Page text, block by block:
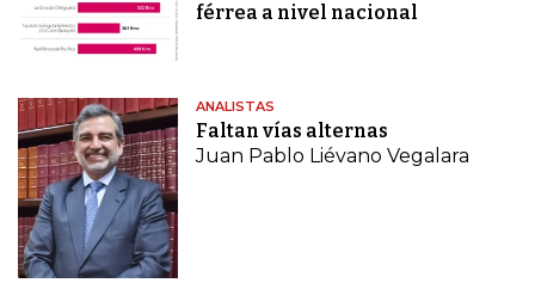
férrea a nivel nacional
ANALISTAS
Faltan vías alternas
Juan Pablo Liévano Vegalara